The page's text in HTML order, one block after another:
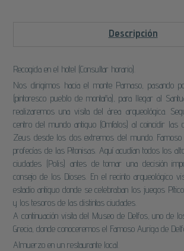
Descripción
Recogida en el hotel (Consultar horario).
Nos dirigimos hacia el monte Parnaso, pasando
(pintoresco pueblo de montaña), para llegar al
realizaremos una visita del área arqueológica.
centro del mundo antiguo (Omfalos) al coincidir
Zeus desde los dos extremos del mundo.
profecías de las Pitonisas. Aquí acudían todos los
ciudades (Polis) antes de tomar una decisión
consejo de los Dioses. En el recinto arqueológico
estadio antiguo donde se celebraban los juegos
y los tesoros de las distintas ciudades.
A continuación visita del Museo de Delfos, uno de
Grecia, donde conoceremos el Famoso Auriga de
Almuerzo en un restaurante local.